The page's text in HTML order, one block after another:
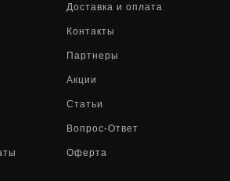
Доставка и оплата
Контакты
Партнеры
Акции
Статьи
Вопрос-Ответ
Оферта